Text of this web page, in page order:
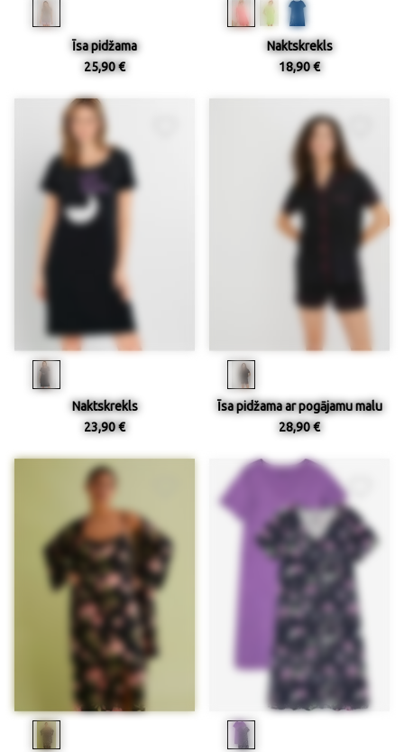
Īsa pidžama
25,90 €
Naktskrekls
18,90 €
Naktskrekls
23,90 €
Īsa pidžama ar pogājamu malu
28,90 €